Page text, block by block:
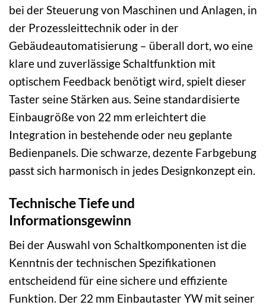
bei der Steuerung von Maschinen und Anlagen, in
der Prozessleittechnik oder in der
Gebäudeautomatisierung – überall dort, wo eine
klare und zuverlässige Schaltfunktion mit
optischem Feedback benötigt wird, spielt dieser
Taster seine Stärken aus. Seine standardisierte
Einbaugröße von 22 mm erleichtert die
Integration in bestehende oder neu geplante
Bedienpanels. Die schwarze, dezente Farbgebung
passt sich harmonisch in jedes Designkonzept ein.
Technische Tiefe und
Informationsgewinn
Bei der Auswahl von Schaltkomponenten ist die
Kenntnis der technischen Spezifikationen
entscheidend für eine sichere und effiziente
Funktion. Der 22 mm Einbautaster YW mit seiner